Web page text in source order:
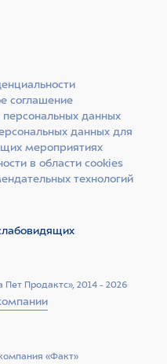
Продактс», 2014 - 2026
соглашение
данных
данных для
мероприятиях
в области cookies
технологий
«Факт»